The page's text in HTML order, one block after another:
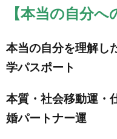
【本当の自分へ
本当の自分を理解し
学パスポート
本質・社会移動運・
婚パートナー運